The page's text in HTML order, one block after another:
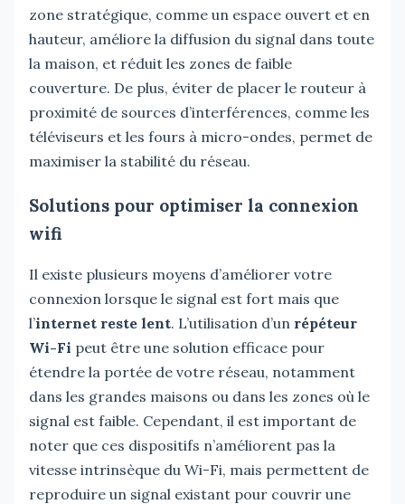
zone stratégique, comme un espace ouvert et en
hauteur, améliore la diffusion du signal dans toute
la maison, et réduit les zones de faible
couverture. De plus, éviter de placer le routeur à
proximité de sources d’interférences, comme les
téléviseurs et les fours à micro-ondes, permet de
maximiser la stabilité du réseau.
Solutions pour optimiser la connexion
wifi
Il existe plusieurs moyens d’améliorer votre
connexion lorsque le signal est fort mais que
l’internet reste lent. L’utilisation d’un répéteur
Wi-Fi peut être une solution efficace pour
étendre la portée de votre réseau, notamment
dans les grandes maisons ou dans les zones où le
signal est faible. Cependant, il est important de
noter que ces dispositifs n’améliorent pas la
vitesse intrinsèque du Wi-Fi, mais permettent de
reproduire un signal existant pour couvrir une